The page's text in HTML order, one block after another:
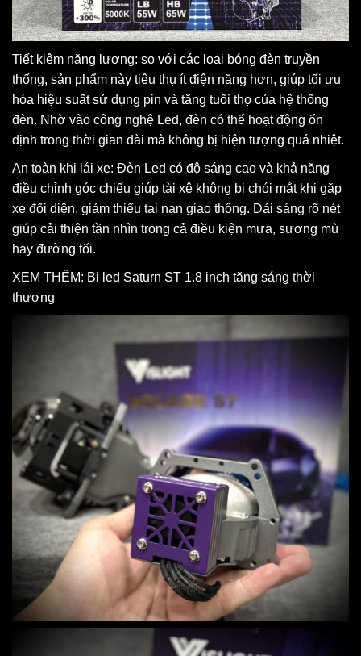
Tiết kiệm năng lượng: so với các loại bóng đèn truyền
thống, sản phẩm này tiêu thụ ít điện năng hơn, giúp tối ưu
hóa hiệu suất sử dụng pin và tăng tuổi thọ của hệ thống
đèn. Nhờ vào công nghệ Led, đèn có thể hoạt động ổn
định trong thời gian dài mà không bị hiện tượng quá nhiệt.
An toàn khi lái xe: Đèn Led có độ sáng cao và khả năng
điều chỉnh góc chiếu giúp tài xê không bị chói mắt khi gặp
xe đối diện, giảm thiểu tai nạn giao thông. Dải sáng rõ nét
giúp cải thiện tần nhìn trong cả điều kiện mưa, sương mù
hay đường tối.
XEM THÊM: Bi led Saturn ST 1.8 inch tăng sáng thời
thượng